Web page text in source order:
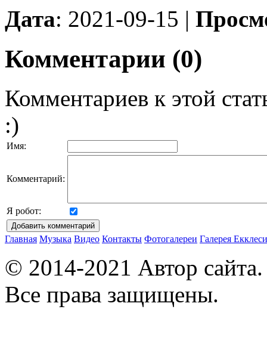
Дата: 2021-09-15 |
Комментарии (0)
Комментариев к этой
:)
Имя:
Комментарий:
Я робот:
Главная Музыка Видео Контакты Фотогалереи Галерея
© 2014-2021 Автор
Все права защищены.